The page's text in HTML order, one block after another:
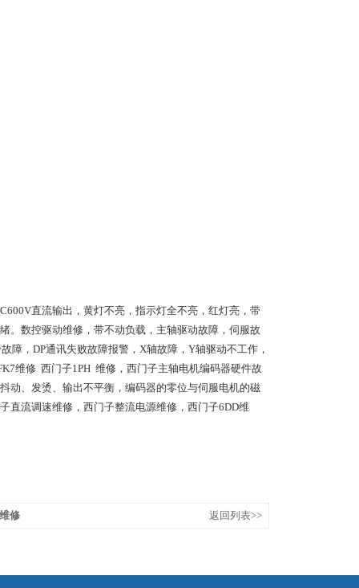
直流输出，黄灯不亮，指示灯全不亮，红灯亮，带
。数控驱动维修，带不动负载，主轴驱动故障，伺服故
障，DP通讯失败故障报警，X轴故障，Y轴驱动不工作，
维修  西门子1PH  维修，西门子主轴电机编码器硬件故
动、发烫、输出不平衡，编码器的零位与伺服电机的磁
直流调速维修，西门子整流电源维修，西门子6DD维
修 返回列表>>